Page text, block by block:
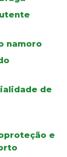
namoro
de
e